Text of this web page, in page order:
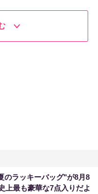
のラッキーバッグ"が8月8
上最も豪華な7点入りだよ